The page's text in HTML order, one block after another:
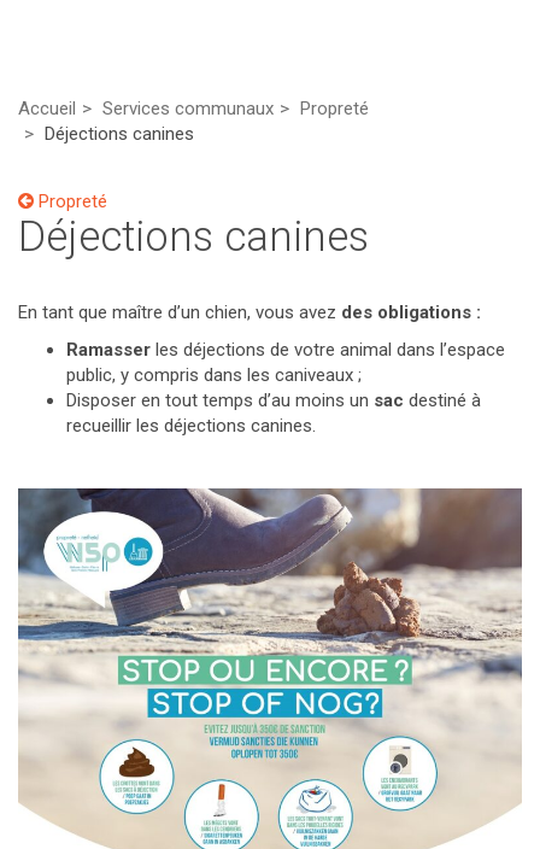
Accueil Services communaux
Propreté
Déjections canines
Propreté
Déjections canines
En tant que maître d’un chien, vous avez des obligations :
Ramasser les déjections de votre animal dans l’espace
public, y compris dans les caniveaux ;
Disposer en tout temps d’au moins un sac destiné à
recueillir les déjections canines.